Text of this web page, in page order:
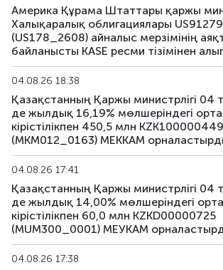
US195_2701 US912828Z781
US196_3008 US91282CAE12
US197_2802 US91282CGP05
US198_2804 US91282CMW81
US199_2808 US91282CNU17
US200_2803
Америка Құрама Штаттары қаржы
Халықаралық облигациялары
(US178_2608) айналыс мерзімінің
байланысты KASE ресми тізімінен
04.08.26 18:38
Қазақстанның Қаржы министрлігі 04
де жылдық 16,19% мөлшеріндегі
кірістілікпен 450,5 млн KZK100000449
(MKM012_0163) МЕККАМ
04.08.26 17:41
Қазақстанның Қаржы министрлігі 04
де жылдық 14,00% мөлшеріндегі
кірістілікпен 60,0 млн KZKD00000725
(MUM300_0001) МЕУКАМ
04.08.26 17:38